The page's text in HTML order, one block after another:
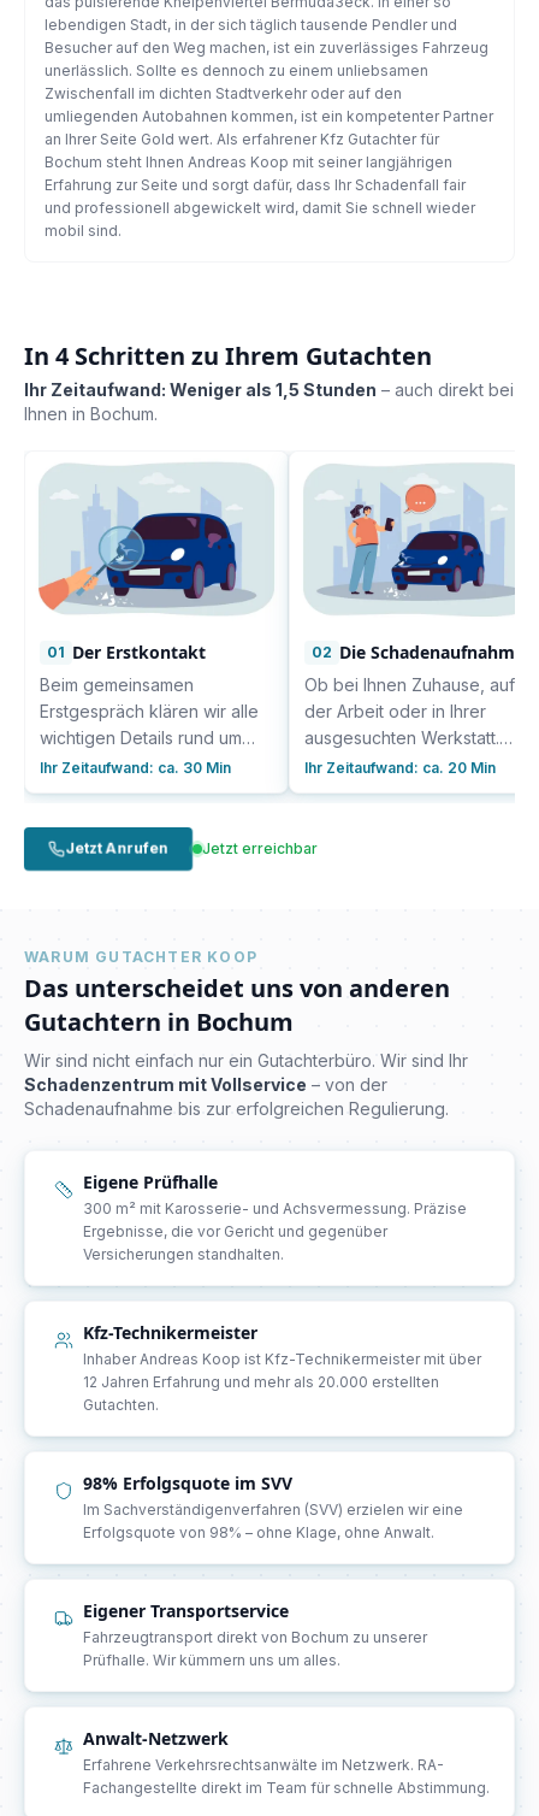
lebendigen Stadt, in der sich täglich tausende Pendler und
Besucher auf den Weg machen, ist ein zuverlässiges Fahrzeug
unerlässlich. Sollte es dennoch zu einem unliebsamen
Zwischenfall im dichten Stadtverkehr oder auf den
umliegenden Autobahnen kommen, ist ein kompetenter Partner
an Ihrer Seite Gold wert. Als erfahrener Kfz Gutachter für
Bochum steht Ihnen Andreas Koop mit seiner langjährigen
Erfahrung zur Seite und sorgt dafür, dass Ihr Schadenfall fair
und professionell abgewickelt wird, damit Sie schnell wieder
mobil sind.
In 4 Schritten zu Ihrem Gutachten
Ihr Zeitaufwand: Weniger als 1,5 Stunden – auch direkt bei
Ihnen in Bochum.
01 Der Erstkontakt
Beim gemeinsamen
Erstgespräch klären wir alle
wichtigen Details rund um
den Schaden an Ihrem
Fahrzeug. Erzählen Sie
den Umständen, zeigen Sie
uns die betroffenen
und Wünsche.
Ihr Zeitaufwand: ca. 30 Min
02 Die Schadenaufnahme
Ob bei Ihnen Zuhause, auf
der Arbeit oder in Ihrer
ausgesuchten Werkstatt.
Sobald alle Details
besprochen sind, nimmt
präzise auf. Dabei nutzen wir
Ihr Zeitaufwand: ca. 20 Min
Jetzt Anrufen Jetzt erreichbar
WARUM GUTACHTER KOOP
Das unterscheidet uns von anderen
Gutachtern in Bochum
Wir sind nicht einfach nur ein Gutachterbüro. Wir sind Ihr
Schadenzentrum mit Vollservice – von der
Schadenaufnahme bis zur erfolgreichen Regulierung.
Eigene Prüfhalle
300 m² mit Karosserie- und Achsvermessung. Präzise
Ergebnisse, die vor Gericht und gegenüber
Versicherungen standhalten.
Kfz-Technikermeister
Inhaber Andreas Koop ist Kfz-Technikermeister mit über
12 Jahren Erfahrung und mehr als 20.000 erstellten
Gutachten.
98% Erfolgsquote im SVV
Im Sachverständigenverfahren (SVV) erzielen wir eine
Erfolgsquote von 98% – ohne Klage, ohne Anwalt.
Eigener Transportservice
Fahrzeugtransport direkt von Bochum zu unserer
Prüfhalle. Wir kümmern uns um alles.
Anwalt-Netzwerk
Erfahrene Verkehrsrechtsanwälte im Netzwerk. RA-
Fachangestellte direkt im Team für schnelle Abstimmung.